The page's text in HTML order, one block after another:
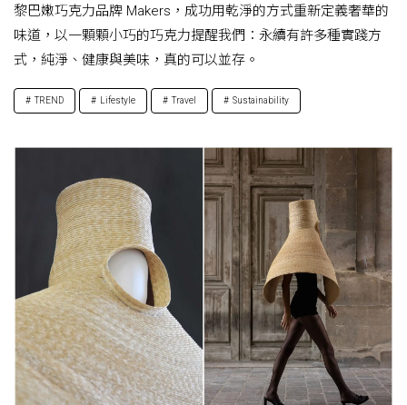
黎巴嫩巧克力品牌 Makers，成功用乾淨的方式重新定義奢華的
味道，以一顆顆小巧的巧克力提醒我們：永續有許多種實踐方
式，純淨、健康與美味，真的可以並存。
TREND Lifestyle Travel Sustainability